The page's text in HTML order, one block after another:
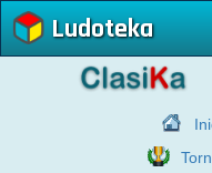
Ludoteka